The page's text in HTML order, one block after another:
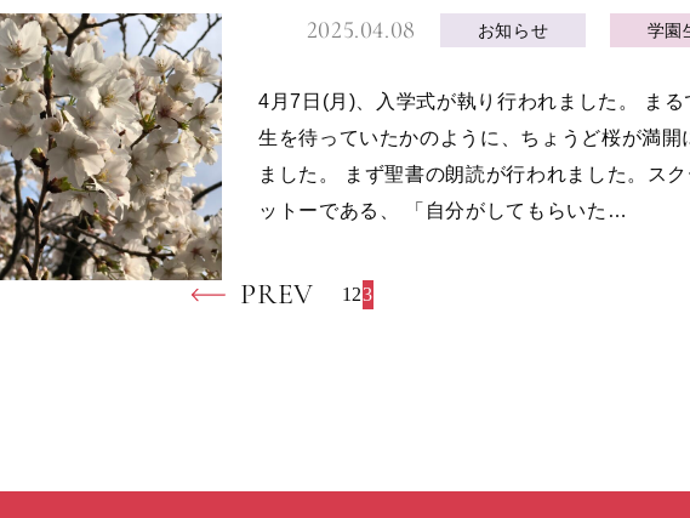
2025.04.08 お知らせ 学園
4月7日(月)、入学式が執り行われました。 まる
生を待っていたかのように、ちょうど桜が満開
ました。 まず聖書の朗読が行われました。ス
ットーである、 「自分がしてもらいた…
PREV 1 23